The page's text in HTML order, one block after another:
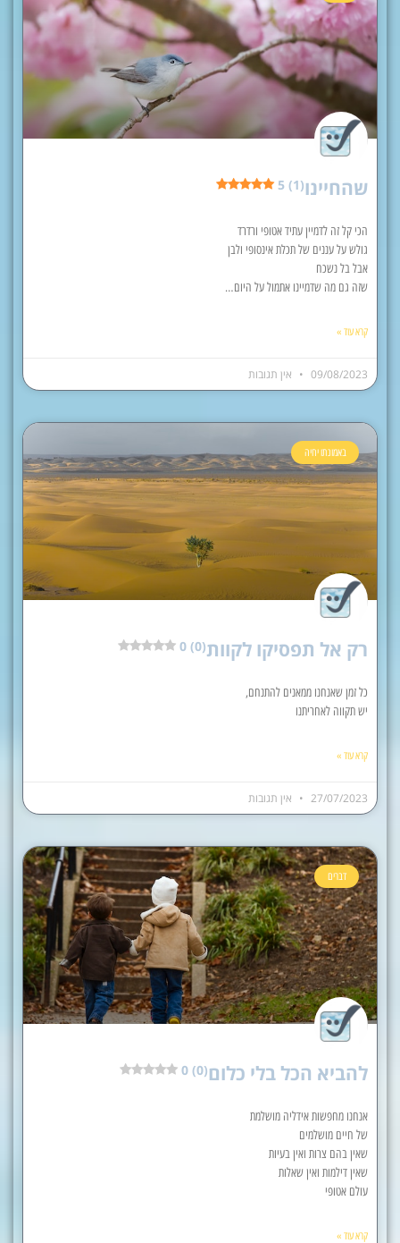
שהחיינו5 (1)
הכי קל זה לדמיין עתיד אטופי ורדרד
גולש על עננים של תכלת אינסופי ולבן
אבל בל נשכח
שזה גם מה שדמיינו אתמול על היום…
קרא עוד »
09/08/2023 אין תגובות
באמונתו יחיה
רק אל תפסיקו לקוות0 (0)
כל זמן שאנחנו ממאנים להתנחם,
יש תקווה לאחריתנו
קרא עוד »
27/07/2023 אין תגובות
דברים
להביא הכל בלי כלום0 (0)
אנחנו מחפשות אידליה מושלמת
של חיים מושלמים
שאין בהם צרות ואין בעיות
שאין דילמות ואין שאלות
עולם אטופי
קרא עוד »